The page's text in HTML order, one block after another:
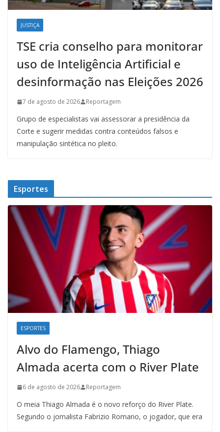
JUSTIÇA
TSE cria conselho para monitorar
uso de Inteligência Artificial e
desinformação nas Eleições 2026
7 de agosto de 2026 Reportagem
Grupo de especialistas vai assessorar a presidência da
Corte e sugerir medidas contra conteúdos falsos e
manipulação sintética no pleito.
Esportes
ESPORTES
Alvo do Flamengo, Thiago
Almada acerta com o River Plate
6 de agosto de 2026 Reportagem
O meia Thiago Almada é o novo reforço do River Plate.
Segundo o jornalista Fabrizio Romano, o jogador, que era